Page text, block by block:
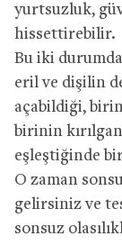
yurtsuzluk,
hissettirebilir.
Bu iki
eril ve dişilin
açabildiği,
birinin
eşleştiğinde
O zaman
gelirsiniz ve
sonsuz